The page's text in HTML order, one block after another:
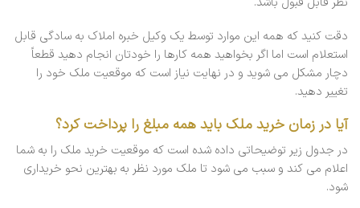
دقت کنید که همه این موارد توسط یک وکیل خبره املاک به سادگی قابل
استعلام است اما اگر بخواهید همه کارها را خودتان انجام دهید قطعاً
دچار مشکل می شوید و در نهایت نیاز است که موقعیت ملک خود را
تغییر دهید.
آیا در زمان خرید ملک باید همه مبلغ را پرداخت کرد؟
در جدول زیر توضیحاتی داده شده است که موقعیت خرید ملک را به شما
اعلام می کند و سبب می شود تا ملک مورد نظر به بهترین نحو خریداری
شود.